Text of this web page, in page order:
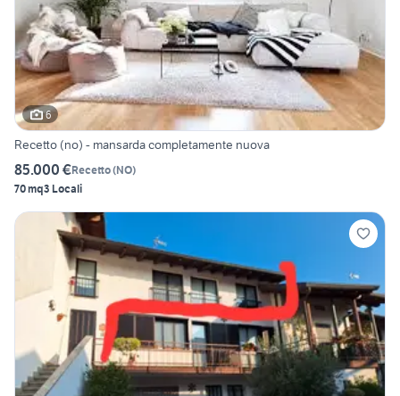
6
Recetto (no) - mansarda completamente nuova
85.000 €Recetto(NO)
70 mq3 Locali